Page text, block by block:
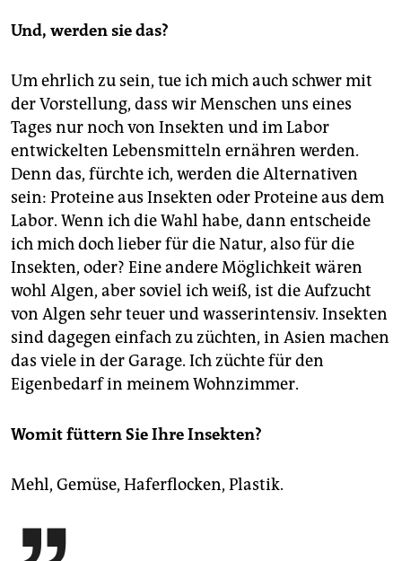
Und, werden sie das?
Um ehrlich zu sein, tue ich mich auch schwer mit
der Vorstellung, dass wir Menschen uns eines
Tages nur noch von Insekten und im Labor
entwickelten Lebensmitteln ernähren werden.
Denn das, fürchte ich, werden die Alternativen
sein: Proteine aus Insekten oder Proteine aus dem
Labor. Wenn ich die Wahl habe, dann entscheide
ich mich doch lieber für die Natur, also für die
Insekten, oder? Eine andere Möglichkeit wären
wohl Algen, aber soviel ich weiß, ist die Aufzucht
von Algen sehr teuer und wasserintensiv. Insekten
sind dagegen einfach zu züchten, in Asien machen
das viele in der Garage. Ich züchte für den
Eigenbedarf in meinem Wohnzimmer.
Womit füttern Sie Ihre Insekten?
Mehl, Gemüse, Haferflocken, Plastik.
